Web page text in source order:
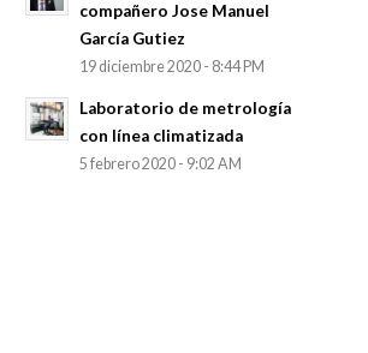
compañero Jose Manuel
García Gutiez
19 diciembre 2020 - 8:44 PM
Laboratorio de metrología
con línea climatizada
5 febrero 2020 - 9:02 AM